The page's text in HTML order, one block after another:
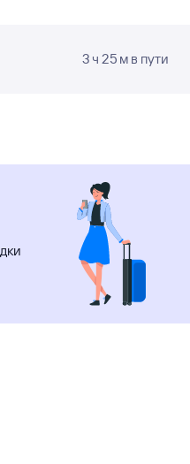
пересадку в
указан аэропорт, в
прилета. Далее
пользователями
ее, нажав на кнопку
в Берлин и увидеть
3 ч 25 м в пути